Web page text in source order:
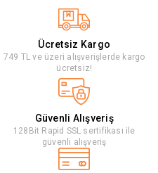
Ücretsiz Kargo
749 TL ve üzeri alışverişlerde kargo
ücretsiz!
Güvenli Alışveriş
128Bit Rapid SSL sertifikası ile
güvenli alışveriş